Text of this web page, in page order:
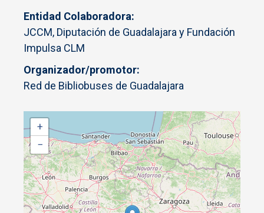
Entidad Colaboradora
JCCM, Diputación de Guadalajara y Fundación
Impulsa CLM
Organizador/promotor
Red de Bibliobuses de Guadalajara
+
−